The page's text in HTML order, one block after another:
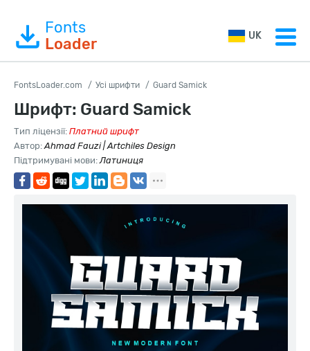
Fonts
Loader
UK
FontsLoader.com Усі шрифти Guard Samick
Шрифт: Guard Samick
Тип ліцензії: Платний шрифт
Автор:Ahmad Fauzi | Artchiles Design
Підтримувані мови:Латиниця